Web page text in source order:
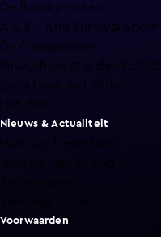
De Bondgenoten
A.S.S. - Anti Survival Show
De Oranjezomer
Mi Dushi: wat is dan liefde?
Lang Leve de Liefde
Het Blok
Nieuws & Actualiteit
Voorwaarden